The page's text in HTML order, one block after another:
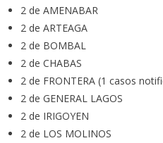
2 de AMENABAR
2 de ARTEAGA
2 de BOMBAL
2 de CHABAS
2 de FRONTERA (1 casos
2 de GENERAL LAGOS
2 de IRIGOYEN
2 de LOS MOLINOS